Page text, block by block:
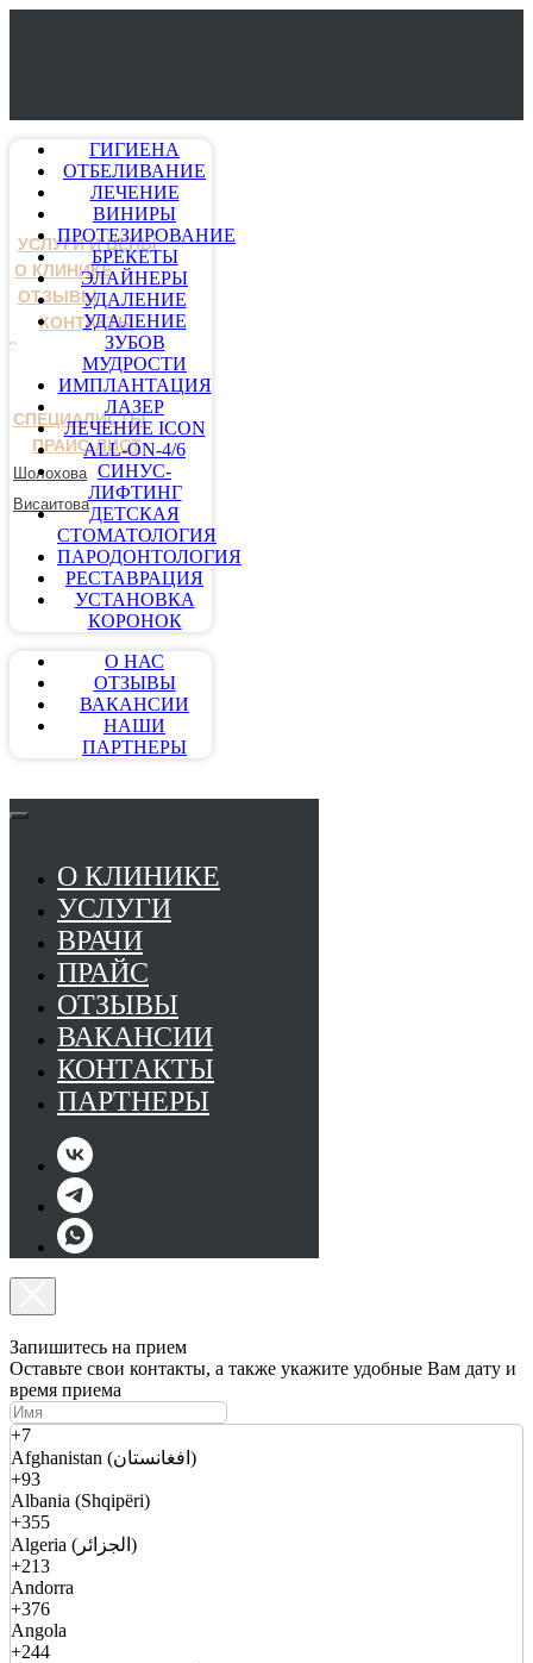
УСЛУГИ И ЦЕНЫ
О КЛИНИКЕ
ОТЗЫВЫ
КОНТАКТЫ
СПЕЦИАЛИСТЫ
ПРАЙС-ЛИСТ
Шолохова
Висаитова
ГИГИЕНА
ОТБЕЛИВАНИЕ
ЛЕЧЕНИЕ
ВИНИРЫ
ПРОТЕЗИРОВАНИЕ
БРЕКЕТЫ
ЭЛАЙНЕРЫ
УДАЛЕНИЕ
УДАЛЕНИЕ
ЗУБОВ
МУДРОСТИ
ИМПЛАНТАЦИЯ
ЛАЗЕР
ЛЕЧЕНИЕ ICON
ALL-ON-4/6
СИНУС-
ЛИФТИНГ
ДЕТСКАЯ
СТОМАТОЛОГИЯ
ПАРОДОНТОЛОГИЯ
РЕСТАВРАЦИЯ
УСТАНОВКА
КОРОНОК
О НАС
ОТЗЫВЫ
ВАКАНСИИ
НАШИ
ПАРТНЕРЫ
О КЛИНИКЕ
УСЛУГИ
ВРАЧИ
ПРАЙС
ОТЗЫВЫ
ВАКАНСИИ
КОНТАКТЫ
ПАРТНЕРЫ
Запишитесь на прием
Оставьте свои контакты, а также укажите удобные Вам дату и
время приема
+7
Afghanistan (افغانستان)
+93
Albania (Shqipëri)
+355
Algeria (الجزائر)
+213
Andorra
+376
Angola
+244